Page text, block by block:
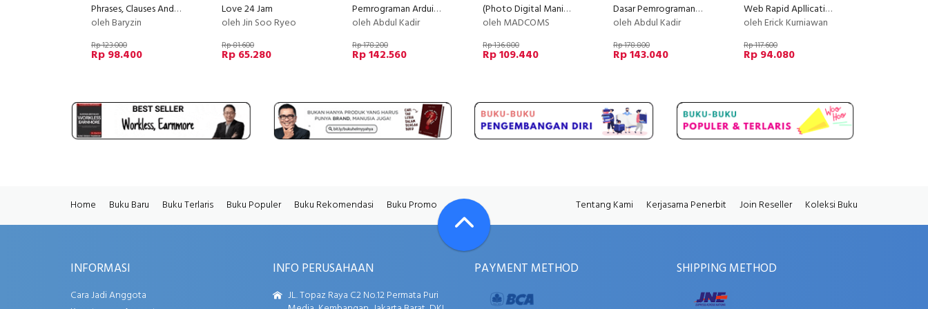
Phrases, Clauses And Sentences: Tip & Trik Lengkap Menulis Kalimat Efektif
oleh Baryzin
Rp 123.000
Rp 98.400
Love 24 Jam
oleh Jin Soo Ryeo
Rp 81.600
Rp 65.280
Pemrograman Arduino Menggunakan ArduBlock + cd
oleh Abdul Kadir
Rp 178.200
Rp 142.560
(Photo Digital Manipulasi) Kreasi Digital Dengan Photoshop Untuk Pemula+CD
oleh MADCOMS
Rp 136.800
Rp 109.440
Dasar Pemrograman Python 3 + CD
oleh Abdul Kadir
Rp 178.800
Rp 143.040
Web Rapid Apllication Development With ASP.NET 4.6+DVD
oleh Erick Kurniawan
Rp 117.600
Rp 94.080
Home Buku Baru Buku Terlaris Buku Populer Buku Rekomendasi Buku Promo Tentang Kami Kerjasama Penerbit Join Reseller Koleksi Buku
INFORMASI
Cara Jadi Anggota
INFO PERUSAHAAN
JL. Topaz Raya C2 No.12 Permata Puri
PAYMENT METHOD SHIPPING METHOD